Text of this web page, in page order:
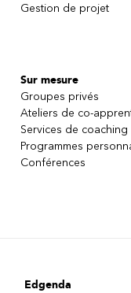
Gestion de projet
Sur mesure
Groupes privés
Ateliers de co-
Services de coaching
Programmes
Conférences
Edgenda